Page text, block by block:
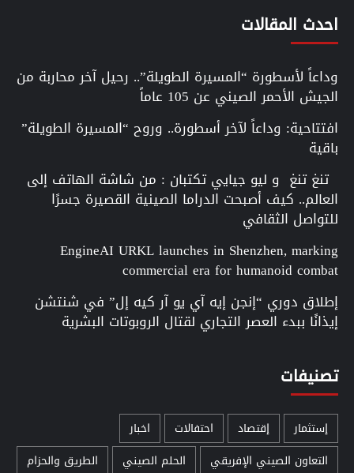
احدث المقالات
وداعاً لأسطورة “المسيرة الطويلة”.. رحيل آخر محاربة من
الجيش الأحمر الصيني عن 105 عاماً
افتتاحية: وداعاً لآخر أسطورة.. وروح “المسيرة الطويلة”
باقية
تنغ تنغ و ليو جيايي تكتبان : من شاشة الهاتف إلى
العالم.. كيف أصبحت الدراما الصينية القصيرة جسرًا
للتواصل الثقافي
EngineAI URKL launches in Shenzhen, marking
commercial era for humanoid combat
إطلاق دوري “إنجن إيه آي يو آر كيه إل” في شنتشن
إيذانًا ببدء العصر التجاري لقتال الروبوتات البشرية
تصنيفات
إستثمار إقتصاد احتفالات
اخبار
التعاون الصيني الإفريقي
الحلم الصيني الطريق والحزام